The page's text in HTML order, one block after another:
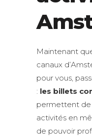
Maintenant
canaux
pour vous,
: les billets
permettent de
activités en
de pouvoir